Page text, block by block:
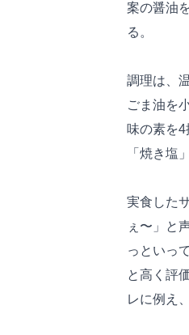
案の醤油
る。
調理は、
ごま油を
味の素を
「焼き塩
実食した
ぇ〜」と
っといっ
と高く評
レに例え